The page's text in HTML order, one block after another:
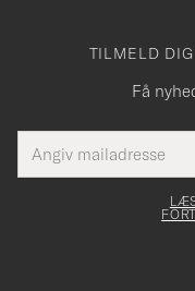
TILMELD
Få
mailadresse
Tack
för